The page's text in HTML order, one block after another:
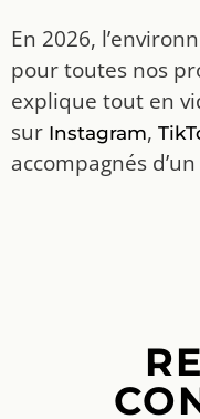
En 2026,
pour toutes nos
explique tout en
sur Instagram,
accompagnés